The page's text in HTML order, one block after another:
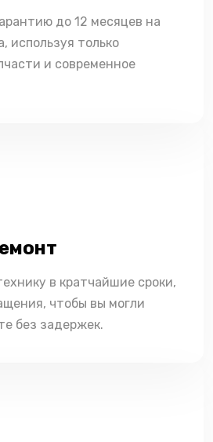
до 12 месяцев на
используя только
и современное
в кратчайшие сроки,
чтобы вы могли
без задержек.